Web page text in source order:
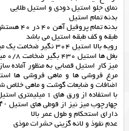
نمای جلو استیل دودی و استیل طلایی
بدنه تمام استیل
بدنه تمام پروفیل آهن 40 در 40 هستش
طبقه و کف طبقه استیل می باشد
رویه بالا استیل 304 نگیر ضخامت یک میلیمتر
بغل ها استیل 430 بگیر ضخامت 0/8 میلیمتر
میز کار استیل قصابی به منظور آماده
مرغ فروشی ها و ماهی فروشی ها
اضافات و ضایعات گوشت و ماهی خلاص
با استفاده از ورق
چهارچوب میز نیز از قوطی های استیل ۴۰*۴۰ میلی متری استفاده شده است.
دارای استحکام و طول عمر بالا
عدم نفوذ و لانه گزینی حشرات موذی